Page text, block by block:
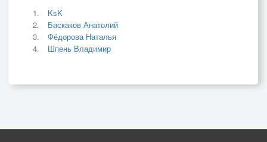
KsK
Баскаков Анатолий
Фёдорова Наталья
Шпень Владимир